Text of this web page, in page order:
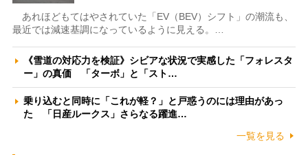
あれほどもてはやされていた「EV（BEV）シフト」の潮流も、
最近では減速基調になっているように見える。…
《雪道の対応力を検証》シビアな状況で実感した「フォレスタ
ー」の真価 「ターボ」と「スト…
乗り込むと同時に「これが軽？」と戸惑うのには理由があっ
た 「日産ルークス」さらなる躍進…
一覧を見る